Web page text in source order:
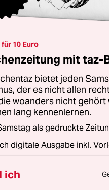
10 Euro
mit taz-
bietet jeden
der es nicht allen
woanders nicht gehört
lang kennenlernen.
als gedruckte
digitale Ausgabe inkl.
ich